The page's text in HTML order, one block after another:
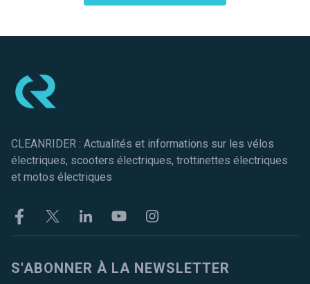
CLEANRIDER : Actualités et informations sur les vélos
électriques, scooters électriques, trottinettes électriques
et motos électriques
FacebookTwitter LinkekinYoutubeInstagram
S'ABONNER À LA NEWSLETTER